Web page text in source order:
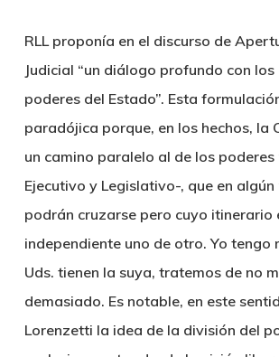
RLL proponía en el discurso de
Judicial “un diálogo profundo con los
poderes del Estado”. Esta
paradójica porque, en los hechos, la
un camino paralelo al de los
Ejecutivo y Legislativo-, que en
podrán cruzarse pero cuyo itinerario
independiente uno de otro. Yo tengo
Uds. tienen la suya, tratemos de no
demasiado. Es notable, en este
Lorenzetti la idea de la división del